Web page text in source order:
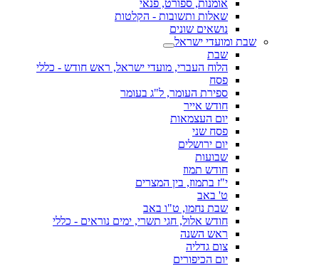
אומנות, ספורט, פנאי
שאלות ותשובות - הקלטות
נושאים שונים
שבת ומועדי ישראל
שבת
הלוח העברי, מועדי ישראל, ראש חודש - כללי
פסח
ספירת העומר, ל"ג בעומר
חודש אייר
יום העצמאות
פסח שני
יום ירושלים
שבועות
חודש תמוז
י"ז בתמוז, בין המצרים
ט' באב
שבת נחמו, ט"ו באב
חודש אלול, חגי תשרי, ימים נוראים - כללי
ראש השנה
צום גדליה
יום הכיפורים